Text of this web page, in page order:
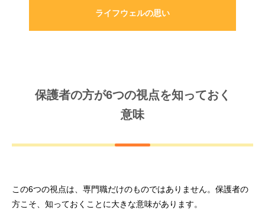
ライフウェルの思い
保護者の方が6つの視点を知っておく
意味
この6つの視点は、専門職だけのものではありません。保護者の
方こそ、知っておくことに大きな意味があります。